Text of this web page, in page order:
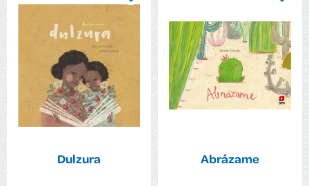
Dulzura Abrázame